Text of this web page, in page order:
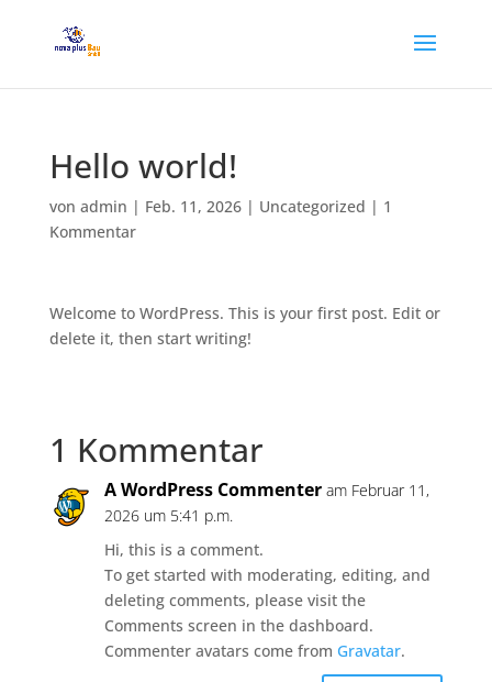
Hello world!
von admin | Feb. 11, 2026| Uncategorized | 1
Kommentar
Welcome to WordPress. This is your first post. Edit or
delete it, then start writing!
1 Kommentar
A WordPress Commenter am Februar 11,
2026 um 5:41 p.m.
Hi, this is a comment.
To get started with moderating, editing, and
deleting comments, please visit the
Comments screen in the dashboard.
Commenter avatars come from Gravatar.